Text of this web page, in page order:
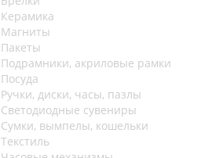
Керамика
Магниты
Пакеты
Подрамники, акриловые рамки
Посуда
Ручки, диски, часы, пазлы
Светодиодные сувениры
Сумки, вымпелы, кошельки
Текстиль